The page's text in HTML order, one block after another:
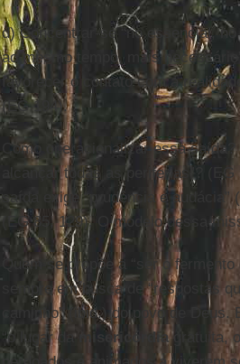
d) Concentrar-se “no essencial,
ao mesmo tempo, mais
favorecer o contato com a
(EG 194).
Como operacionalizar essa
alcançar todas as periferias”?
saída exige “prudência e audácia”
(EG 85, 129). O modelo dessa
Quem se propõe a “ser o
sempre em busca de “respostas
caminho” (ibid.) do povo de
“o lugar da
misericórdiagratuita,